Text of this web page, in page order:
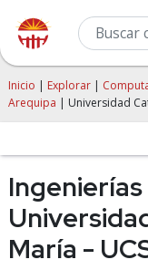
Inicio | Explorar |
Arequipa | Universidad
María -